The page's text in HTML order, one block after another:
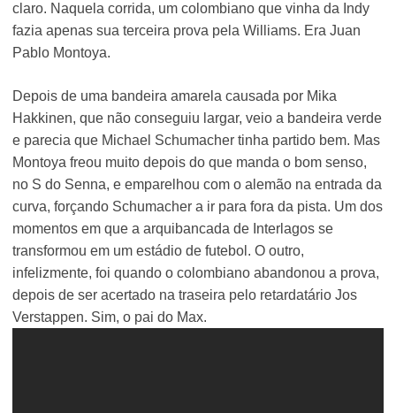
claro. Naquela corrida, um colombiano que vinha da Indy
fazia apenas sua terceira prova pela Williams. Era Juan
Pablo Montoya.
Depois de uma bandeira amarela causada por Mika
Hakkinen, que não conseguiu largar, veio a bandeira verde
e parecia que Michael Schumacher tinha partido bem. Mas
Montoya freou muito depois do que manda o bom senso,
no S do Senna, e emparelhou com o alemão na entrada da
curva, forçando Schumacher a ir para fora da pista. Um dos
momentos em que a arquibancada de Interlagos se
transformou em um estádio de futebol. O outro,
infelizmente, foi quando o colombiano abandonou a prova,
depois de ser acertado na traseira pelo retardatário Jos
Verstappen. Sim, o pai do Max.